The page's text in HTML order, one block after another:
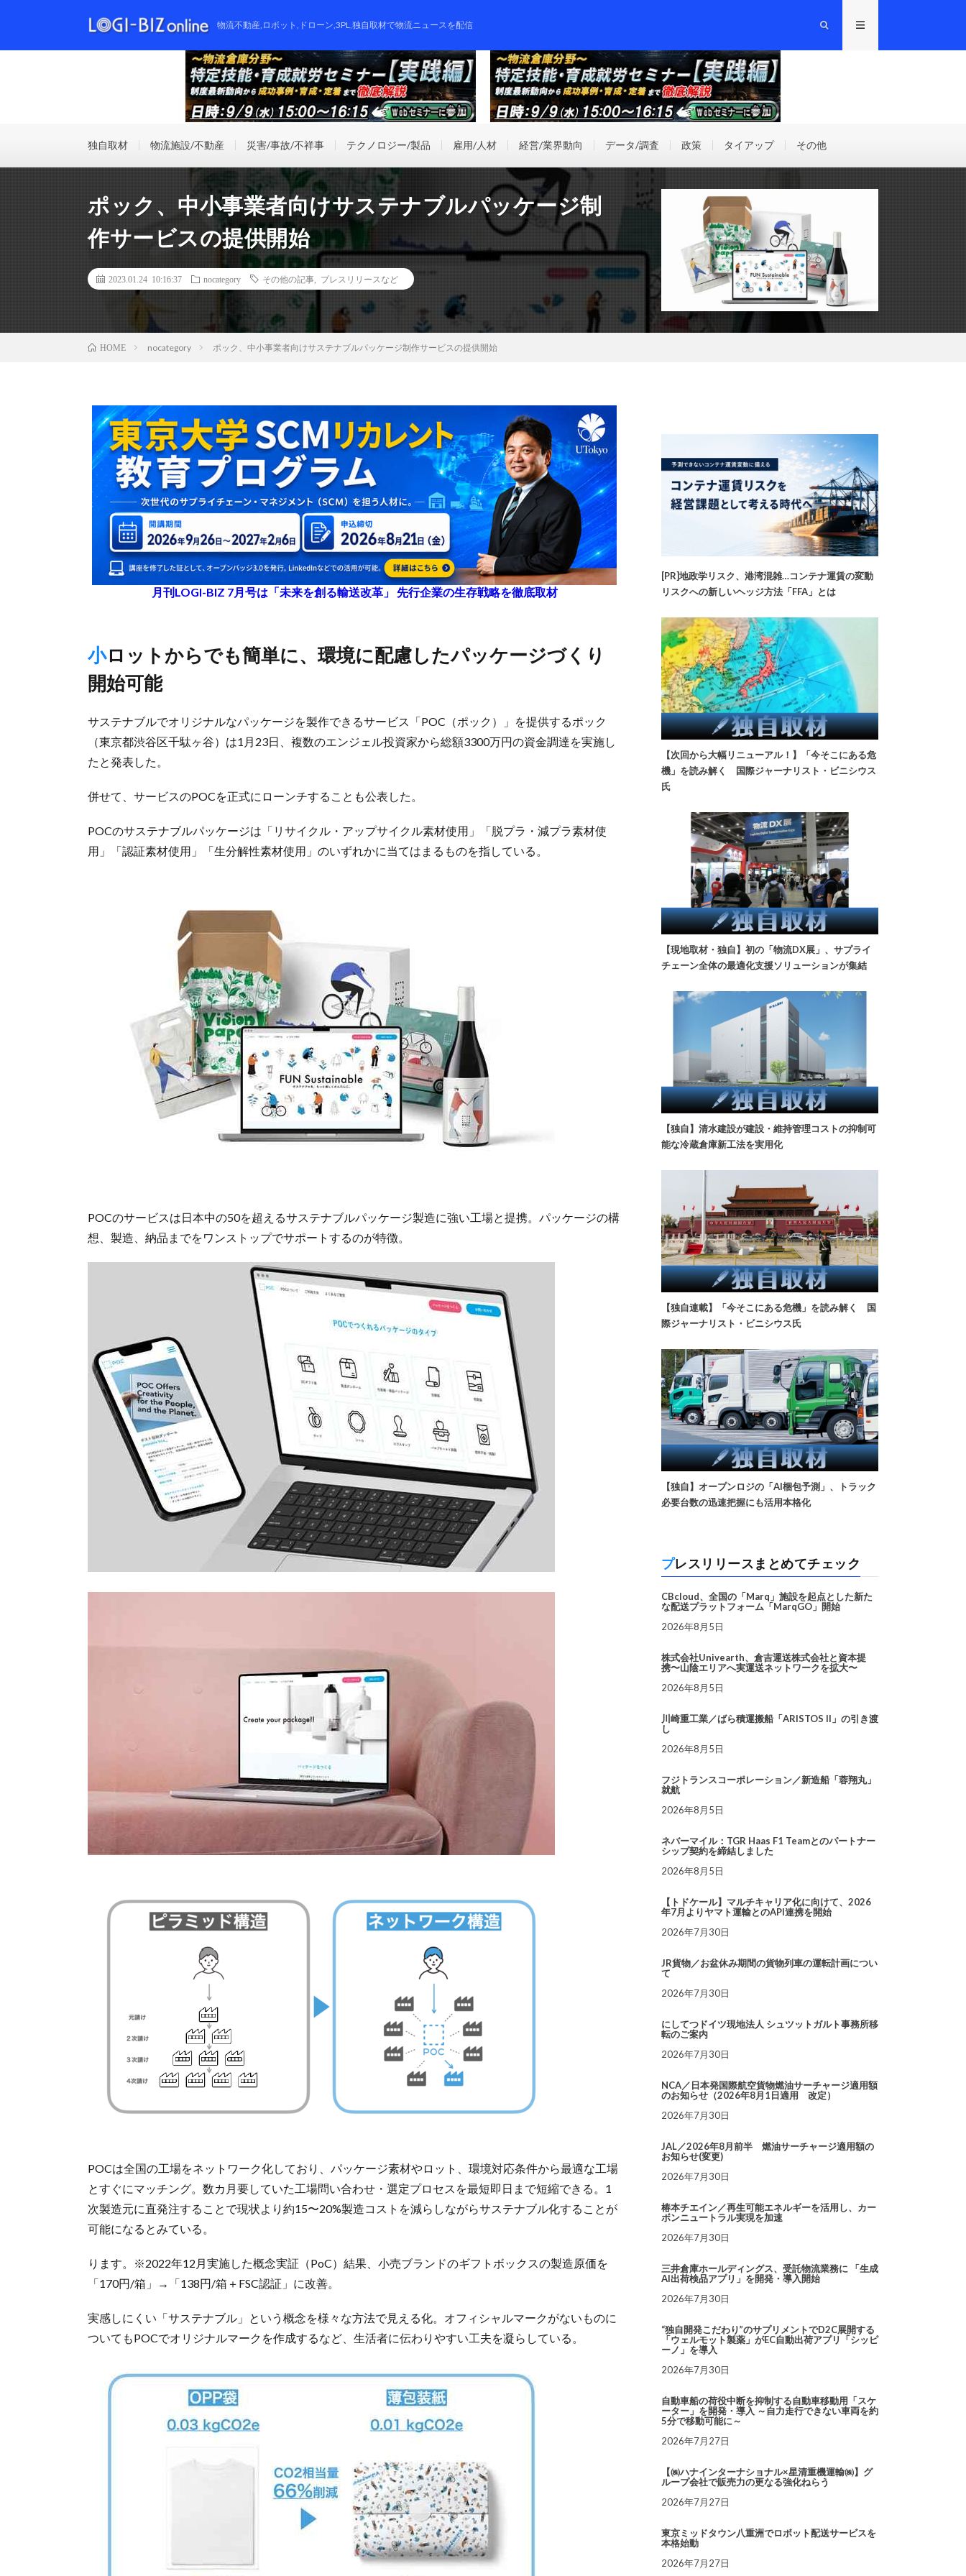
物流不動産,ロボット,ドローン,3PL,独自取材で物流ニュースを配信
独自取材 物流施設/不動産 災害/事故/不祥事 テクノロジー/製品 雇用/人材 経営/業界動向 データ/調査 政策 タイアップ その他
ポック、中小事業者向けサステナブルパッケージ制
作サービスの提供開始
2023.01.24 10:16:37 nocategory その他の記事 プレスリリースなど
HOME nocategory ポック、中小事業者向けサステナブルパッケージ制作サービスの提供開始
月刊LOGI-BIZ 7月号は「未来を創る輸送改革」 先行企業の生存戦略を徹底取材
小ロットからでも簡単に、環境に配慮したパッケージづくり
開始可能
サステナブルでオリジナルなパッケージを製作できるサービス「POC（ポック）」を提供するポック
（東京都渋谷区千駄ヶ谷）は1月23日、複数のエンジェル投資家から総額3300万円の資金調達を実施し
たと発表した。
併せて、サービスのPOCを正式にローンチすることも公表した。
POCのサステナブルパッケージは「リサイクル・アップサイクル素材使用」「脱プラ・減プラ素材使
用」「認証素材使用」「生分解性素材使用」のいずれかに当てはまるものを指している。
POCのサービスは日本中の50を超えるサステナブルパッケージ製造に強い工場と提携。パッケージの構
想、製造、納品までをワンストップでサポートするのが特徴。
POCは全国の工場をネットワーク化しており、パッケージ素材やロット、環境対応条件から最適な工場
とすぐにマッチング。数カ月要していた工場問い合わせ・選定プロセスを最短即日まで短縮できる。1
次製造元に直発注することで現状より約15〜20%製造コストを減らしながらサステナブル化することが
可能になるとみている。
ります。※2022年12月実施した概念実証（PoC）結果、小売ブランドのギフトボックスの製造原価を
「170円/箱」→「138円/箱＋FSC認証」に改善。
実感しにくい「サステナブル」という概念を様々な方法で見える化。オフィシャルマークがないものに
ついてもPOCでオリジナルマークを作成するなど、生活者に伝わりやすい工夫を凝らしている。
[PR]地政学リスク、港湾混雑…コンテナ運賃の変動
リスクへの新しいヘッジ方法「FFA」とは
【次回から大幅リニューアル！】「今そこにある危
機」を読み解く 国際ジャーナリスト・ビニシウス
氏
【現地取材・独自】初の「物流DX展」、サプライ
チェーン全体の最適化支援ソリューションが集結
【独自】清水建設が建設・維持管理コストの抑制可
能な冷蔵倉庫新工法を実用化
【独自連載】「今そこにある危機」を読み解く 国
際ジャーナリスト・ビニシウス氏
【独自】オープンロジの「AI梱包予測」、トラック
必要台数の迅速把握にも活用本格化
プレスリリースまとめてチェック
CBcloud、全国の「Marq」施設を起点とした新た
な配送プラットフォーム「MarqGO」開始
2026年8月5日
株式会社Univearth、倉吉運送株式会社と資本提
携〜山陰エリアへ実運送ネットワークを拡大〜
2026年8月5日
川崎重工業／ばら積運搬船「ARISTOS II」の引き渡
し
2026年8月5日
フジトランスコーポレーション／新造船「蓉翔丸」
就航
2026年8月5日
ネバーマイル：TGR Haas F1 Teamとのパートナー
シップ契約を締結しました
2026年8月5日
【トドケール】マルチキャリア化に向けて、2026
年7月よりヤマト運輸とのAPI連携を開始
2026年7月30日
JR貨物／お盆休み期間の貨物列車の運転計画につい
て
2026年7月30日
にしてつドイツ現地法人 シュツットガルト事務所移
転のご案内
2026年7月30日
NCA／日本発国際航空貨物燃油サーチャージ適用額
のお知らせ（2026年8月1日適用 改定）
2026年7月30日
JAL／2026年8月前半 燃油サーチャージ適用額の
お知らせ(変更)
2026年7月30日
椿本チエイン／再生可能エネルギーを活用し、カー
ボンニュートラル実現を加速
2026年7月30日
三井倉庫ホールディングス、受託物流業務に 「生成
AI出荷検品アプリ」を開発・導入開始
2026年7月30日
“独自開発こだわり”のサプリメントでD2C展開する
「ウェルモット製薬」がEC自動出荷アプリ「シッピ
ーノ」を導入
2026年7月30日
自動車船の荷役中断を抑制する自動車移動用「スケ
ーター」を開発・導入 ～自力走行できない車両を約
5分で移動可能に～
2026年7月27日
【㈱ハナインターナショナル×星清重機運輸㈱】グ
ループ会社で販売力の更なる強化ねらう
2026年7月27日
東京ミッドタウン八重洲でロボット配送サービスを
本格始動
2026年7月27日